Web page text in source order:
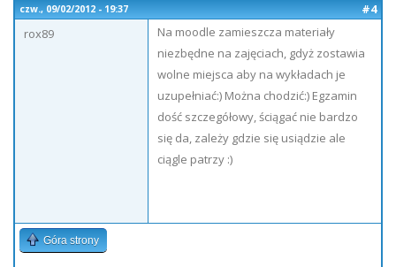
czw., 09/02/2012 - 19:37
#4
rox89
Na moodle zamieszcza materiały
niezbędne na zajęciach, gdyż zostawia
wolne miejsca aby na wykładach je
uzupełniać:) Można chodzić:) Egzamin
dość szczegółowy, ściągać nie bardzo
się da, zależy gdzie się usiądzie ale
ciągle patrzy :)
Góra strony